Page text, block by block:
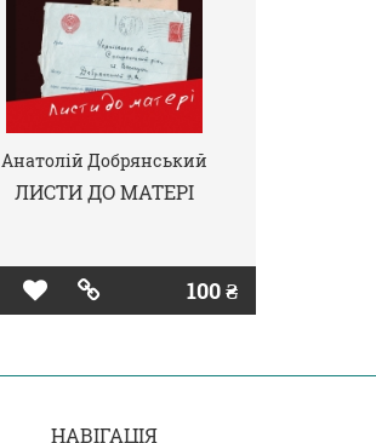
Анатолій Добрянський
ЛИСТИ ДО МАТЕРІ
100 ₴
НАВІГАЦІЯ